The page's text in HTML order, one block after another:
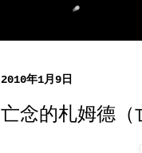
2010年1月9日
亡念的札姆德（